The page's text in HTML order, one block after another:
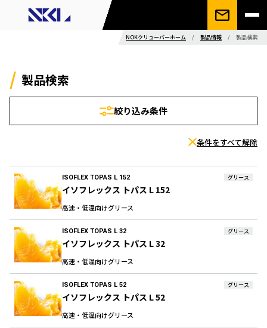
NOKクリューバーホーム / 製品情報 / 製品検索
製品検索
絞り込み条件
条件をすべて解除
ISOFLEX TOPAS L 152 グリース
イソフレックス トパス L 152
高速・低温向けグリース
ISOFLEX TOPAS L 32 グリース
イソフレックス トパス L 32
高速・低温向けグリース
ISOFLEX TOPAS L 52 グリース
イソフレックス トパス L 52
高速・低温向けグリース